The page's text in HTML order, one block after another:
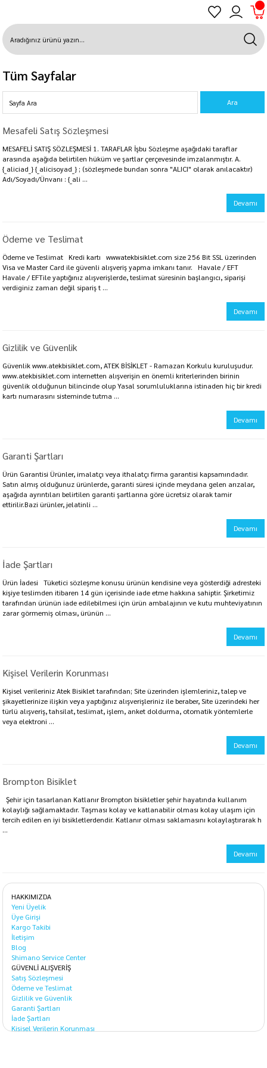
Tüm Sayfalar
Mesafeli Satış Sözleşmesi
MESAFELİ SATIŞ SÖZLEŞMESİ 1. TARAFLAR İşbu Sözleşme aşağıdaki taraflar
arasında aşağıda belirtilen hüküm ve şartlar çerçevesinde imzalanmıştır. A.
{_aliciad_} {_alicisoyad_} ; (sözleşmede bundan sonra "ALICI" olarak anılacaktır)
Adı/Soyadı/Ünvanı : {_ali ...
Devamı
Ödeme ve Teslimat
Ödeme ve Teslimat Kredi kartı wwwatekbisiklet.com size 256 Bit SSL üzerinden
Visa ve Master Card ile güvenli alışveriş yapma imkanı tanır. Havale / EFT
Havale / EFTile yaptığınız alışverişlerde, teslimat süresinin başlangıcı, siparişi
verdiginiz zaman değil sipariş t ...
Devamı
Gizlilik ve Güvenlik
Güvenlik www.atekbisiklet.com, ATEK BİSİKLET - Ramazan Korkulu kuruluşudur.
www.atekbisiklet.com internetten alışverişin en önemli kriterlerinden birinin
güvenlik olduğunun bilincinde olup Yasal sorumluluklarına istinaden hiç bir kredi
kartı numarasını sisteminde tutma ...
Devamı
Garanti Şartları
Ürün Garantisi Ürünler, imalatçı veya ithalatçı firma garantisi kapsamındadır.
Satın almış olduğunuz ürünlerde, garanti süresi içinde meydana gelen arızalar,
aşağıda ayrıntıları belirtilen garanti şartlarına göre ücretsiz olarak tamir
ettirilir.Bazi ürünler, jelatinli ...
Devamı
İade Şartları
Ürün İadesi Tüketici sözleşme konusu ürünün kendisine veya gösterdiği adresteki
kişiye teslimden itibaren 14 gün içerisinde iade etme hakkına sahiptir. Şirketimiz
tarafından ürünün iade edilebilmesi için ürün ambalajının ve kutu muhteviyatının
zarar görmemiş olması, ürünün ...
Devamı
Kişisel Verilerin Korunması
Kişisel verileriniz Atek Bisiklet tarafından; Site üzerinden işlemleriniz, talep ve
şikayetlerinize ilişkin veya yaptığınız alışverişleriniz ile beraber, Site üzerindeki her
türlü alışveriş, tahsilat, teslimat, işlem, anket doldurma, otomatik yöntemlerle
veya elektroni ...
Devamı
Brompton Bisiklet
Şehir için tasarlanan Katlanır Brompton bisikletler şehir hayatında kullanım
kolaylığı sağlamaktadır. Taşması kolay ve katlanabilir olması kolay ulaşım için
tercih edilen en iyi bisikletlerdendir. Katlanır olması saklamasını kolaylaştırarak h
...
Devamı
HAKKIMIZDA
Yeni Üyelik
Üye Girişi
Kargo Takibi
İletişim
Blog
Shimano Service Center
GÜVENLİ ALIŞVERİŞ
Satış Sözleşmesi
Ödeme ve Teslimat
Gizlilik ve Güvenlik
Garanti Şartları
İade Şartları
Kişisel Verilerin Korunması